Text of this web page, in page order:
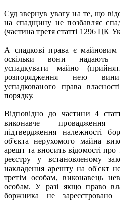
Суд звернув увагу на те, що
на спадщину не позбавляє
(частина третя статті 1296 ЦК
А спадкові права є майновим
оскільки вони надають
успадкувати майно
розпорядження нею
успадкованого права
порядку.
Відповідно до частини 4
виконавче провадження
підтвердження належності
об'єкта нерухомого майна
арешт та вносить відомості
реєстру у встановленому
накладення арешту на об'єкт
третім особам, виконавець
особам. У разі якщо право
боржника не